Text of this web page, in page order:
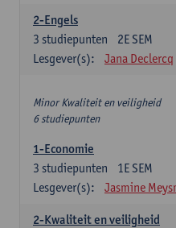
2-Engels
2E SEM
3 studiepunten
Lesgever(s):
Jana Declercq
Minor Kwaliteit en veiligheid
6 studiepunten
1-Economie
1E SEM
3 studiepunten
Lesgever(s):
Jasmine
2-Kwaliteit en veiligheid